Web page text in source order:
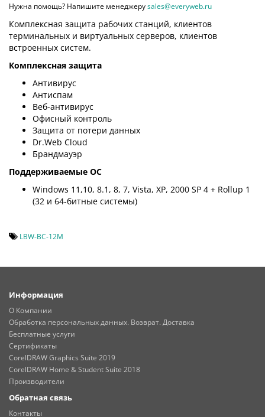
Нужна помощь? Напишите менеджеруsales@everyweb.ru
Комплексная защита рабочих станций, клиентов
терминальных и виртуальных серверов, клиентов
встроенных систем.
Комплексная защита
Антивирус
Антиспам
Веб-антивирус
Офисный контроль
Защита от потери данных
Dr.Web Cloud
Брандмауэр
Поддерживаемые ОС
Windows 11,10, 8.1, 8, 7, Vista, XP, 2000 SP 4 + Rollup 1
(32 и 64-битные системы)
LBW-BC-12M
Информация
О Компании
Обработка персональных данных. Возврат. Доставка
Бесплатные услуги
Сертификаты
CorelDRAW Graphics Suite 2019
CorelDRAW Home & Student Suite 2018
Производители
Обратная связь
Контакты